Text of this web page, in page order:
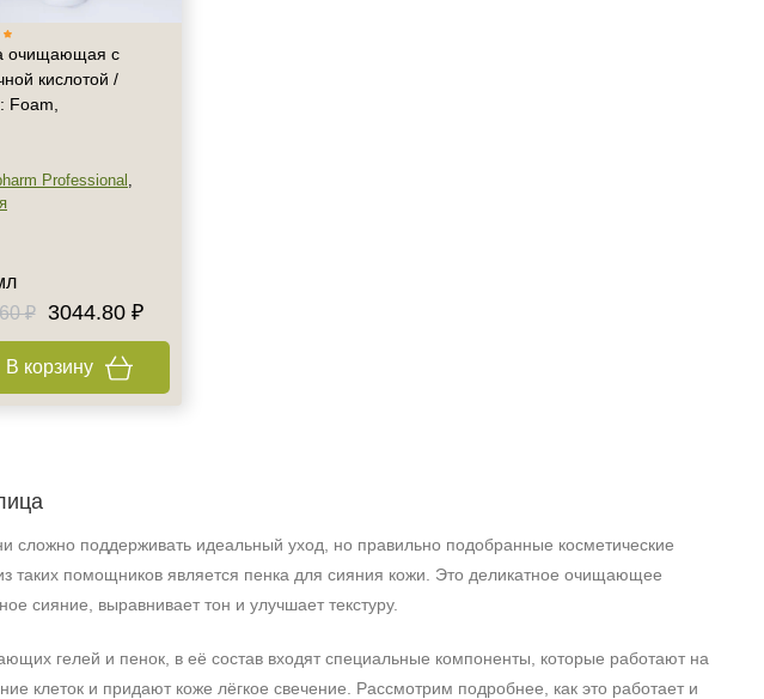
очищающая с
кислотой /
Foam,
Professional ,
₽
3044.80 ₽
В корзину
поддерживать идеальный уход, но правильно подобранные косметические
таких помощников является пенка для сияния кожи. Это деликатное очищающее
сияние, выравнивает тон и улучшает текстуру.
гелей и пенок, в её состав входят специальные компоненты, которые работают на
клеток и придают коже лёгкое свечение. Рассмотрим подробнее, как это работает и